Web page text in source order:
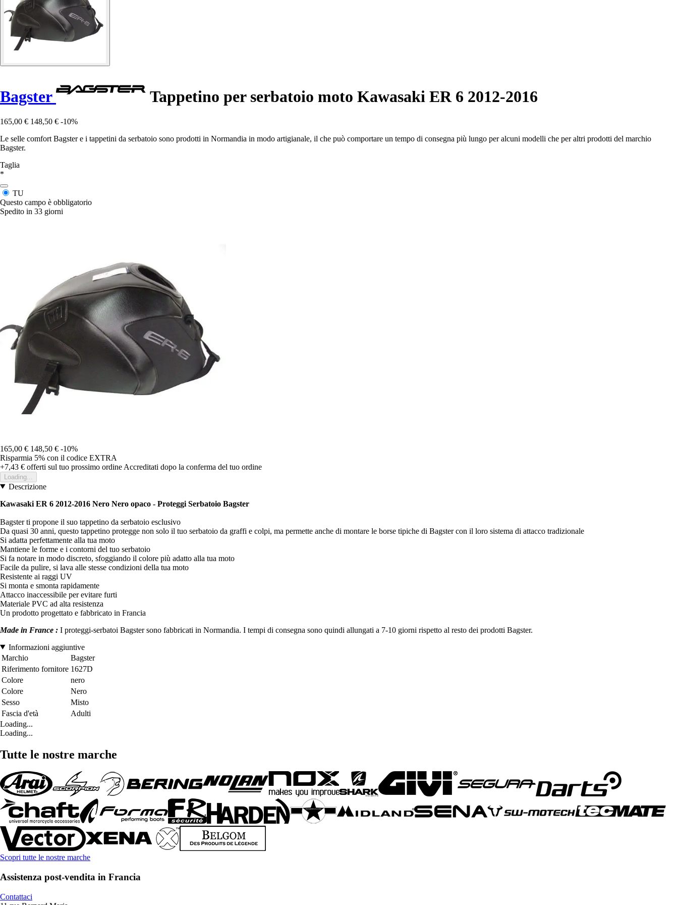
Bagster Tappetino per serbatoio moto Kawasaki ER 6 2012-2016
165,00 € 148,50 € -10%
Le selle comfort Bagster e i tappetini da serbatoio sono prodotti in Normandia in modo artigianale, il che può comportare un tempo di consegna più lungo per alcuni modelli che per altri prodotti del marchio
Bagster.
Taglia
*
TU
Questo campo è obbligatorio
Spedito in 33 giorni
165,00 € 148,50 € -10%
Risparmia 5% con il codice EXTRA
+7,43 € offerti sul tuo prossimo ordine Accreditati dopo la conferma del tuo ordine
Loading...
Descrizione
Kawasaki ER 6 2012-2016 Nero Nero opaco - Proteggi Serbatoio Bagster
Bagster ti propone il suo tappetino da serbatoio esclusivo
Da quasi 30 anni, questo tappetino protegge non solo il tuo serbatoio da graffi e colpi, ma permette anche di montare le borse tipiche di Bagster con il loro sistema di attacco tradizionale
Si adatta perfettamente alla tua moto
Mantiene le forme e i contorni del tuo serbatoio
Si fa notare in modo discreto, sfoggiando il colore più adatto alla tua moto
Facile da pulire, si lava alle stesse condizioni della tua moto
Resistente ai raggi UV
Si monta e smonta rapidamente
Attacco inaccessibile per evitare furti
Materiale PVC ad alta resistenza
Un prodotto progettato e fabbricato in Francia
Made in France : I proteggi-serbatoi Bagster sono fabbricati in Normandia. I tempi di consegna sono quindi allungati a 7-10 giorni rispetto al resto dei prodotti Bagster.
Informazioni aggiuntive
Marchio
Bagster
Riferimento fornitore 1627D
Colore
nero
Colore
Nero
Sesso
Misto
Fascia d'età
Adulti
Loading...
Loading...
Tutte le nostre marche
Scopri tutte le nostre marche
Assistenza post-vendita in Francia
Contattaci